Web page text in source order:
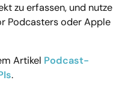
zu erfassen, und nutze
Podcasters oder Apple
Artikel Podcast-
.